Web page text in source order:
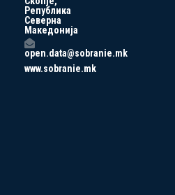
Република
Северна
Македонија
open.data@sobranie.mk
www.sobranie.mk